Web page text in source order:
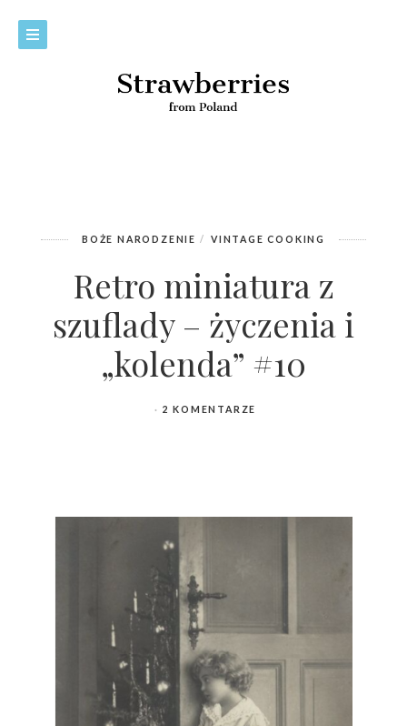
BOŻE NARODZENIE VINTAGE COOKING
Retro miniatura z
szuflady – życzenia i
„kolenda” #10
2 KOMENTARZE